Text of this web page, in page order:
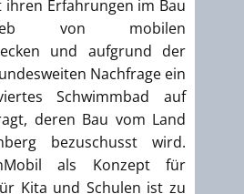
Erfahrungen im Bau
von mobilen
und aufgrund der
Nachfrage ein
Schwimmbad auf
deren Bau vom Land
bezuschusst wird.
als Konzept für
Kita und Schulen ist zu